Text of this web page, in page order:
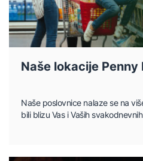
Naše lokacije Penny
Naše poslovnice nalaze se na
bili blizu Vas i Vaših